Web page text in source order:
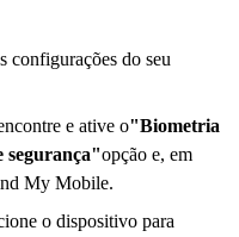
configurações do seu
e ative o"Biometria
segurança"opção e, em
My Mobile.
o dispositivo para